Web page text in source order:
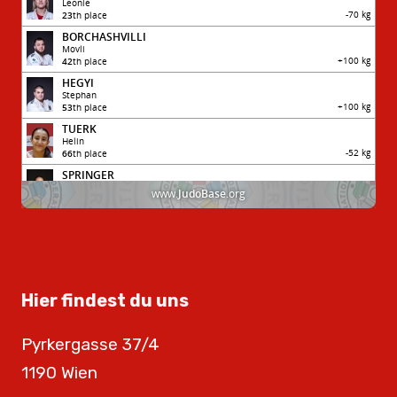
Hier findest du uns
Pyrkergasse 37/4
1190 Wien